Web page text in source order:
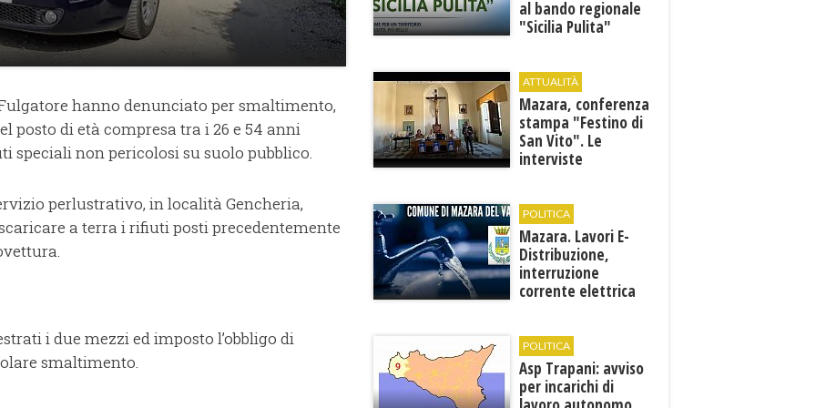
hanno denunciato per smaltimento,
posto di età compresa tra i 26 e 54 anni
speciali non pericolosi su suolo pubblico.
perlustrativo, in località Gencheria,
a terra i rifiuti posti precedentemente
i due mezzi ed imposto l’obbligo di
smaltimento.
al bando regionale
"Sicilia Pulita"
ATTUALITÀ
Mazara, conferenza
stampa "Festino di
San Vito". Le
interviste
POLITICA
Mazara. Lavori E-
Distribuzione,
interruzione
corrente elettrica
POLITICA
Asp Trapani: avviso
per incarichi di